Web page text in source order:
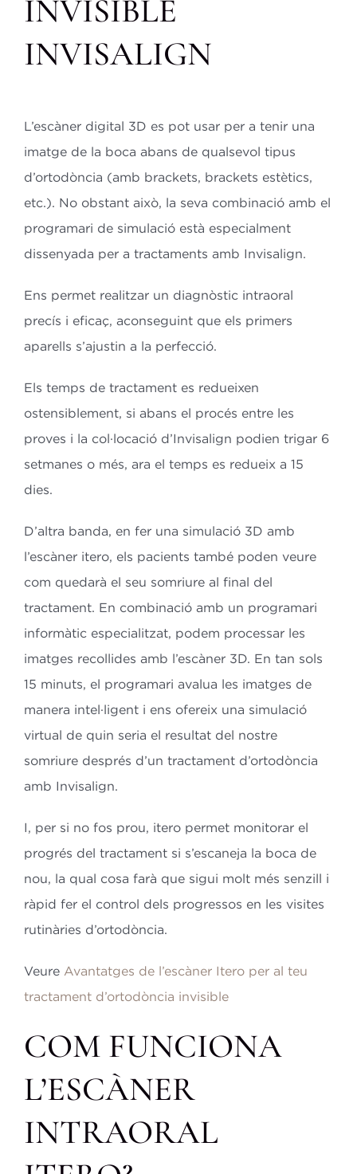
INVISIBLE
INVISALIGN
L’escàner digital 3D es pot usar per a tenir una
imatge de la boca abans de qualsevol tipus
d’ortodòncia (amb brackets, brackets estètics,
etc.). No obstant això, la seva combinació amb el
programari de simulació està especialment
dissenyada per a tractaments amb Invisalign.
Ens permet realitzar un diagnòstic intraoral
precís i eficaç, aconseguint que els primers
aparells s’ajustin a la perfecció.
Els temps de tractament es redueixen
ostensiblement, si abans el procés entre les
proves i la col·locació d’Invisalign podien trigar 6
setmanes o més, ara el temps es redueix a 15
dies.
D’altra banda, en fer una simulació 3D amb
l’escàner itero, els pacients també poden veure
com quedarà el seu somriure al final del
tractament. En combinació amb un programari
informàtic especialitzat, podem processar les
imatges recollides amb l’escàner 3D. En tan sols
15 minuts, el programari avalua les imatges de
manera intel·ligent i ens ofereix una simulació
virtual de quin seria el resultat del nostre
somriure després d’un tractament d’ortodòncia
amb Invisalign.
I, per si no fos prou, itero permet monitorar el
progrés del tractament si s’escaneja la boca de
nou, la qual cosa farà que sigui molt més senzill i
ràpid fer el control dels progressos en les visites
rutinàries d’ortodòncia.
Veure Avantatges de l’escàner Itero per al teu
tractament d’ortodòncia invisible
COM FUNCIONA
L’ESCÀNER
INTRAORAL